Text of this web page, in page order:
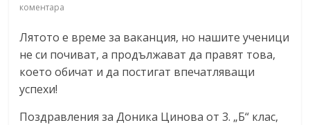
коментара
Лятото е време за ваканция, но нашите ученици
не си почиват, а продължават да правят това,
което обичат и да постигат впечатляващи
успехи!
Поздравления за Доника Цинова от 3. „Б“ клас,